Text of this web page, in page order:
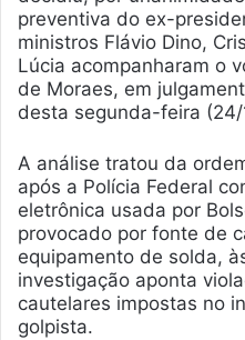
preventiva do ex-
ministros Flávio Dino,
Lúcia acompanharam o
de Moraes, em
desta segunda-feira
A análise tratou da
após a Polícia Federal
eletrônica usada por
provocado por fonte de
equipamento de solda,
investigação aponta
cautelares impostas no
golpista.